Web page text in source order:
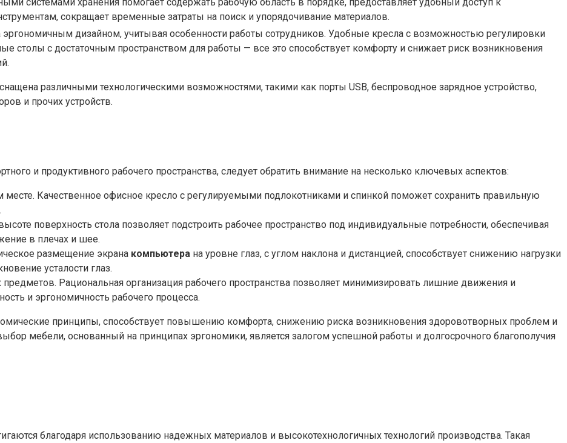
сокращает временные затраты на поиск и упорядочивание материалов.
дизайном, учитывая особенности работы сотрудников. Удобные кресла с возможностью регулировки
столы с достаточным пространством для работы — все это способствует комфорту и снижает риск возникновения
различными технологическими возможностями, такими как порты USB, беспроводное зарядное устройство,
и прочих устройств.
и продуктивного рабочего пространства, следует обратить внимание на несколько ключевых аспектов:
месте. Качественное офисное кресло с регулируемыми подлокотниками и спинкой поможет сохранить правильную
поверхность стола позволяет подстроить рабочее пространство под индивидуальные потребности, обеспечивая
в плечах и шее.
размещение экрана компьютера на уровне глаз, с углом наклона и дистанцией, способствует снижению нагрузки
усталости глаз.
Рациональная организация рабочего пространства позволяет минимизировать лишние движения и
и эргономичность рабочего процесса.
принципы, способствует повышению комфорта, снижению риска возникновения здоровотворных проблем и
мебели, основанный на принципах эргономики, является залогом успешной работы и долгосрочного благополучия
благодаря использованию надежных материалов и высокотехнологичных технологий производства. Такая